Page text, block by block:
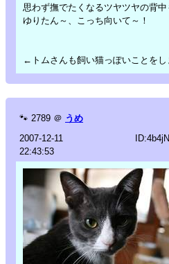
思わず撫でたくなるツヤツヤの背
ゆりたん～、こっち向いて～！
←トムさんも飼い猫っぽいことを
🐾 2789 ＠ うめ
2007-12-11
22:43:53